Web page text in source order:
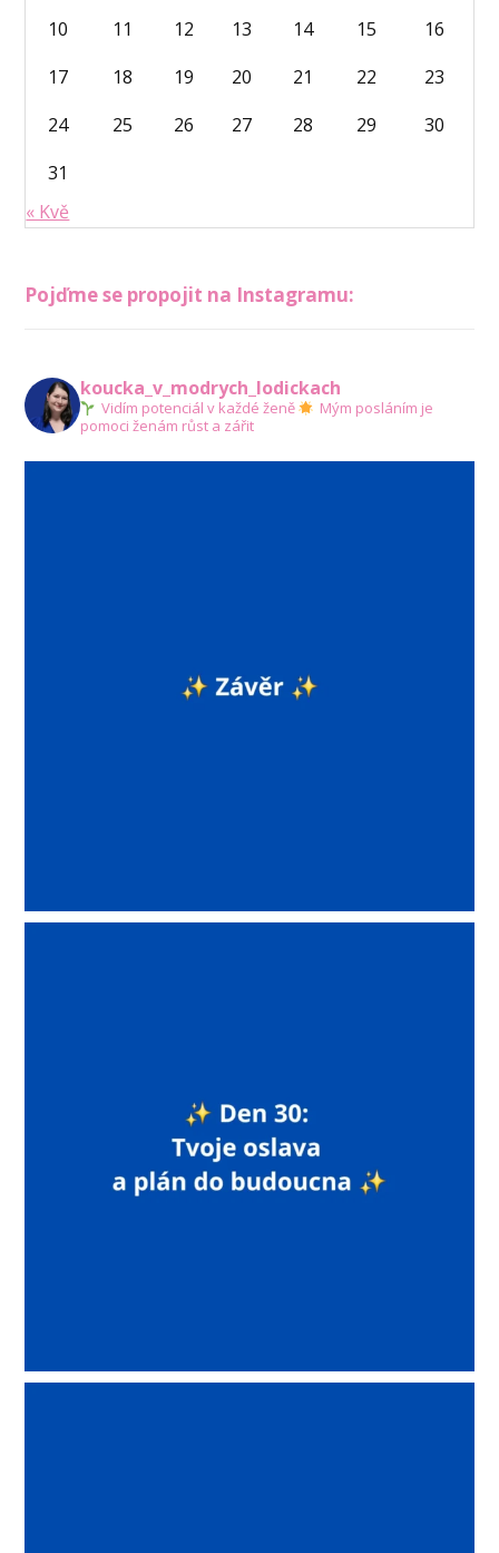
10 11 12 13 14 15
16
17
18 19 20 21 22
23
24
25 26 27 28 29
30
31
« Kvě
Pojďme se propojit na Instagramu:
koucka_v_modrych_lodickach
Vidím potenciál v každé ženě
Mým posláním je
pomoci ženám růst a zářit